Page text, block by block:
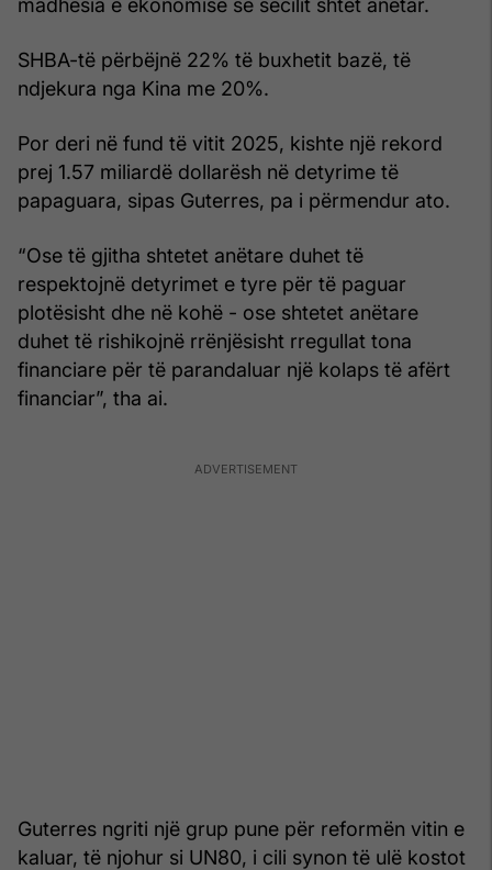
madhësia e ekonomisë së secilit shtet anëtar.
SHBA-të përbëjnë 22% të buxhetit bazë, të
ndjekura nga Kina me 20%.
Por deri në fund të vitit 2025, kishte një rekord
prej 1.57 miliardë dollarësh në detyrime të
papaguara, sipas Guterres, pa i përmendur ato.
“Ose të gjitha shtetet anëtare duhet të
respektojnë detyrimet e tyre për të paguar
plotësisht dhe në kohë - ose shtetet anëtare
duhet të rishikojnë rrënjësisht rregullat tona
financiare për të parandaluar një kolaps të afërt
financiar”, tha ai.
Guterres ngriti një grup pune për reformën vitin e
kaluar, të njohur si UN80, i cili synon të ulë kostot